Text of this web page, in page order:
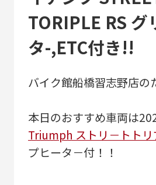
TORIPLE RS グ
タ-,ETC付き!!
バイク館船橋習志野店の
本日のおすすめ車両は
Triumph ストリ－トトリ
プヒータ－付！！